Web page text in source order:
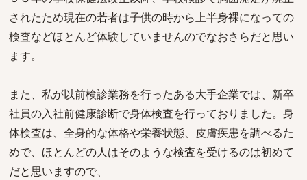
されたため現在の若者は子供の時から上半身裸になっての
検査などほとんど体験していませんのでなおさらだと思い
ます。
また、私が以前検診業務を行ったある大手企業では、新卒
社員の入社前健康診断で身体検査を行っておりました。身
体検査は、全身的な体格や栄養状態、皮膚疾患を調べるた
めで、ほとんどの人はそのような検査を受けるのは初めて
だと思いますので、